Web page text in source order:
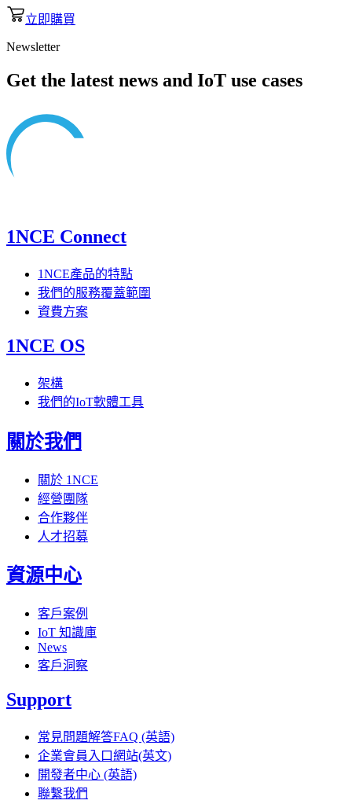
立即購買
Newsletter
Get the latest news and IoT use cases
1NCE Connect
1NCE產品的特點
我們的服務覆蓋範圍
資費方案
1NCE OS
架構
我們的IoT軟體工具
關於我們
關於 1NCE
經營團隊
合作夥伴
人才招募
資源中心
客戶案例
IoT 知識庫
News
客戶洞察
Support
常見問題解答FAQ (英語)
企業會員入口網站(英文)
開發者中心 (英語)
聯繫我們